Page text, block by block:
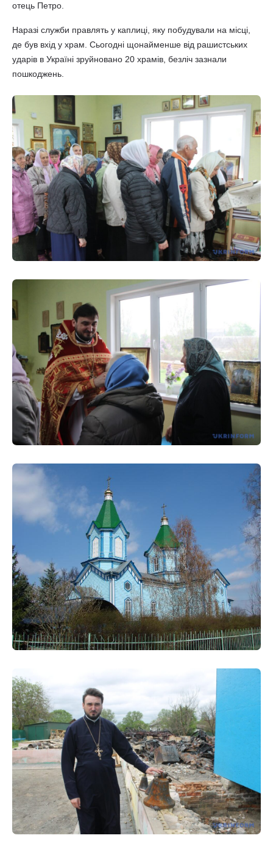
отець Петро.
Наразі служби правлять у каплиці, яку побудували на місці,
де був вхід у храм. Сьогодні щонайменше від рашистських
ударів в Україні зруйновано 20 храмів, безліч зазнали
пошкоджень.